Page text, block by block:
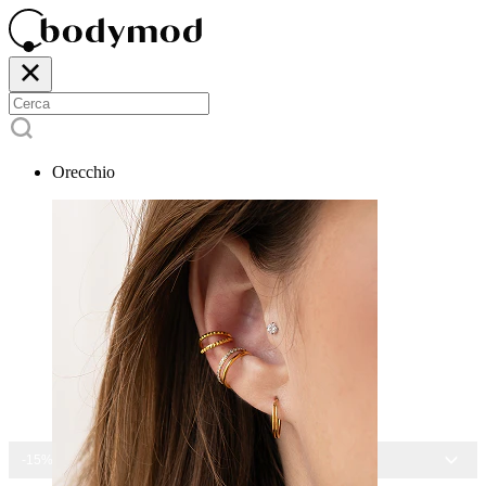
Orecchio
-15% SU TUTTI I GIOIELLI